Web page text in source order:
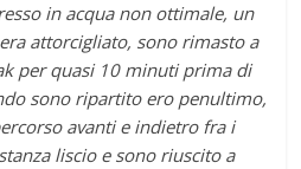
in acqua non ottimale, un
attorcigliato, sono rimasto a
per quasi 10 minuti prima di
sono ripartito ero penultimo,
avanti e indietro fra i
liscio e sono riuscito a